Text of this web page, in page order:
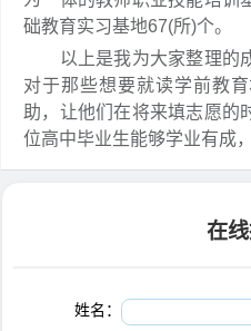
础教育实习基地67(所)个。
以上是我为大家整理的成
对于那些想要就读学前教
助，让他们在将来填志愿的
位高中毕业生能够学业有成
在
姓名：